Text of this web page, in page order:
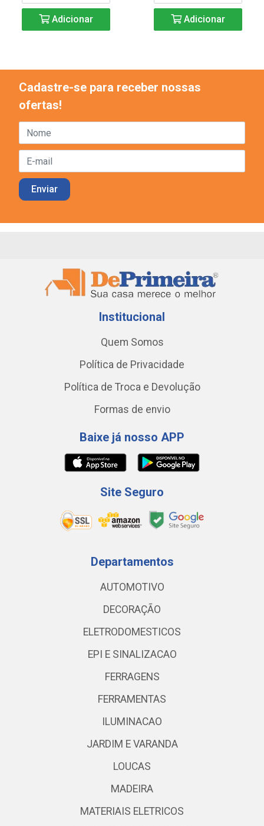
Adicionar Adicionar
Cadastre-se para receber nossas
ofertas!
Institucional
Quem Somos
Política de Privacidade
Política de Troca e Devolução
Formas de envio
Baixe já nosso APP
Site Seguro
Departamentos
AUTOMOTIVO
DECORAÇÃO
ELETRODOMESTICOS
EPI E SINALIZACAO
FERRAGENS
FERRAMENTAS
ILUMINACAO
JARDIM E VARANDA
LOUCAS
MADEIRA
MATERIAIS ELETRICOS